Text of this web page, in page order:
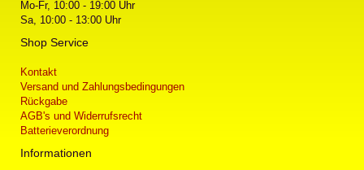
Mo-Fr, 10:00 - 19:00 Uhr
Sa, 10:00 - 13:00 Uhr
Shop Service
Kontakt
Versand und Zahlungsbedingungen
Rückgabe
AGB's und Widerrufsrecht
Batterieverordnung
Informationen